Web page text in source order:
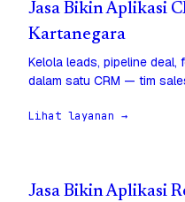
Jasa Bikin Aplikasi
Kartanegara
Kelola leads, pipeline
dalam satu CRM — tim
Lihat layanan →
Jasa Bikin Aplikasi